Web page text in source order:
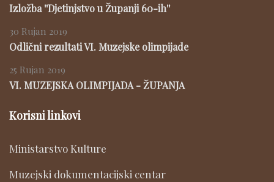
Izložba ''Djetinjstvo u Županji 60-ih''
30 Rujan 2019
Odlični rezultati VI. Muzejske olimpijade
25 Rujan 2019
VI. MUZEJSKA OLIMPIJADA - ŽUPANJA
Korisni linkovi
Ministarstvo Kulture
Muzejski dokumentacijski centar